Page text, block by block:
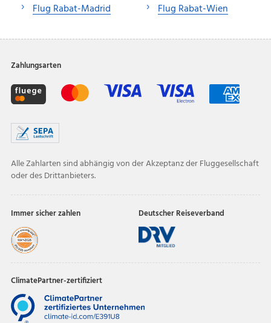
Flug Rabat-Madrid
Flug Rabat-Wien